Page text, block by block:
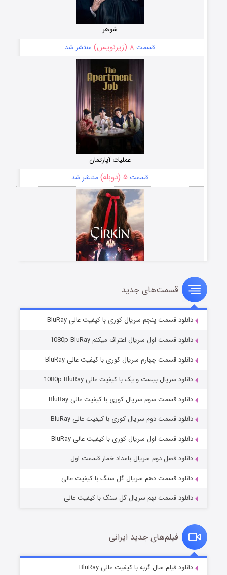
شوهر
قسمت ۸ (زیرنویس) منتشر شد
عملیات آپارتمان
قسمت ۵ (دوبله) منتشر شد
سریال زشت
قسمت۲ (زیرنویس) منتشر شد
مردگان متحرک: شهر مرده ۳
قسمت۲ (زیرنویس) منتشر شد
قسمت۷ (زیرنویس) منتشر شد
قسمت‌های جدید
دانلود قسمت پنجم سریال کوری با کیفیت عالی BluRay
دانلود قسمت اول سریال اعتراف میکنم 1080p BluRay
دانلود قسمت چهارم سریال کوری با کیفیت عالی BluRay
دانلود سریال بیست و یک با کیفیت عالی 1080p BluRay
دانلود قسمت سوم سریال کوری با کیفیت عالی BluRay
دانلود قسمت دوم سریال کوری با کیفیت عالی BluRay
دانلود قسمت اول سریال کوری با کیفیت عالی BluRay
دانلود فصل دوم سریال بامداد خمار قسمت اول
دانلود قسمت دهم سریال گل سنگ با کیفیت عالی
دانلود قسمت نهم سریال گل سنگ با کیفیت عالی
فیلم‌های جدید ایرانی
دانلود فیلم سال گربه با کیفیت عالی BluRay